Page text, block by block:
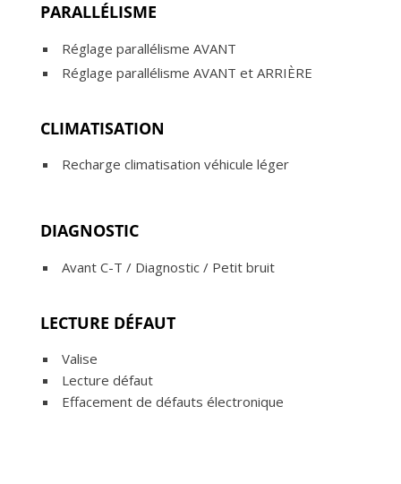
PARALLÉLISME
Réglage parallélisme AVANT
Réglage parallélisme AVANT et ARRIÈRE
CLIMATISATION
Recharge climatisation véhicule léger
DIAGNOSTIC
Avant C-T / Diagnostic / Petit bruit
LECTURE DÉFAUT
Valise
Lecture défaut
Effacement de défauts électronique